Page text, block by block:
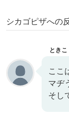
シカゴピザへの
とき
ここ
マヂ
そし